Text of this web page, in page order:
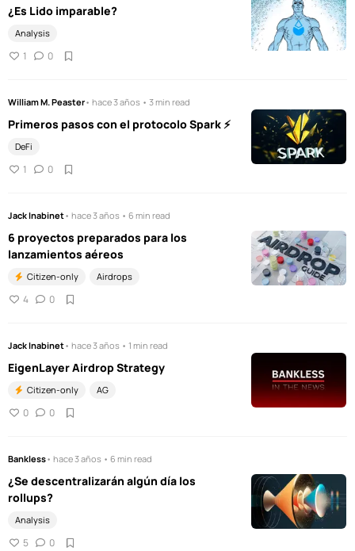
¿Es Lido imparable?
Analysis
1 0
William M. Peaster• hace 3 años • 3 min read
Primeros pasos con el protocolo Spark ⚡️
DeFi
1 0
Jack Inabinet• hace 3 años • 6 min read
6 proyectos preparados para los
lanzamientos aéreos
Citizen-only Airdrops
4 0
Jack Inabinet• hace 3 años • 1 min read
EigenLayer Airdrop Strategy
Citizen-only AG
0 0
Bankless• hace 3 años • 6 min read
¿Se descentralizarán algún día los
rollups?
Analysis
5 0